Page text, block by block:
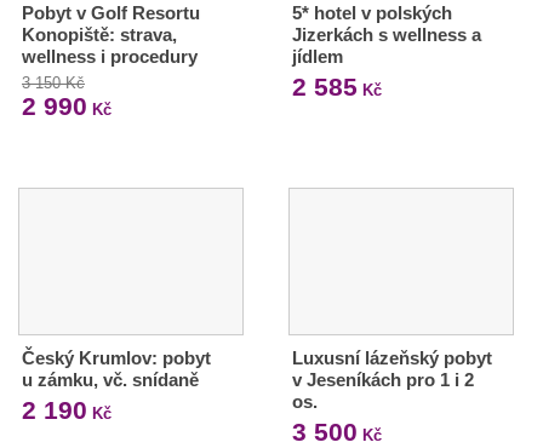
Pobyt v Golf Resortu
Konopiště: strava,
wellness i procedury
3 150 Kč
2 990 Kč
5* hotel v polských
Jizerkách s wellness a
jídlem
2 585 Kč
Český Krumlov: pobyt
u zámku, vč. snídaně
2 190 Kč
Luxusní lázeňský pobyt
v Jeseníkách pro 1 i 2
os.
3 500 Kč